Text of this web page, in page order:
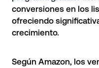
conversiones en los
ofreciendo
crecimiento.
Según Amazon, los